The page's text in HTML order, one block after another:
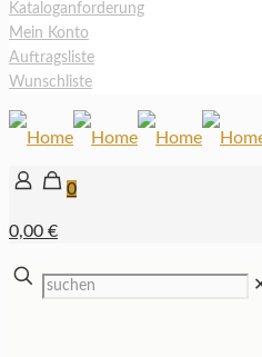
Kataloganforderung
Mein Konto
Auftragsliste
Wunschliste
0
0,00 €